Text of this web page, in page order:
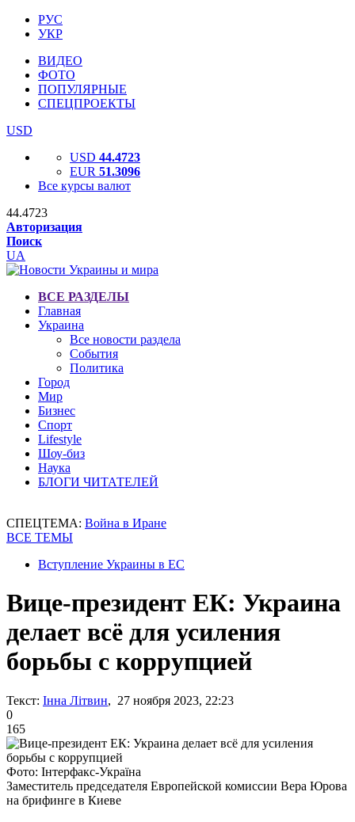
РУС
УКР
ВИДЕО
ФОТО
ПОПУЛЯРНЫЕ
СПЕЦПРОЕКТЫ
USD
USD 44.4723
EUR 51.3096
Все курсы валют
44.4723
Авторизация
Поиск
UA
ВСЕ РАЗДЕЛЫ
Главная
Украина
Все новости раздела
События
Политика
Город
Мир
Бизнес
Спорт
Lifestyle
Шоу-биз
Наука
БЛОГИ ЧИТАТЕЛЕЙ
СПЕЦТЕМА: Война в Иране
ВСЕ ТЕМЫ
Вступление Украины в ЕС
Вице-президент ЕК: Украина
делает всё для усиления
борьбы с коррупцией
Текст: Інна Літвин, 27 ноября 2023, 22:23
0
165
Фото: Інтерфакс-Україна
Заместитель председателя Европейской комиссии Вера Юрова
на брифинге в Киеве